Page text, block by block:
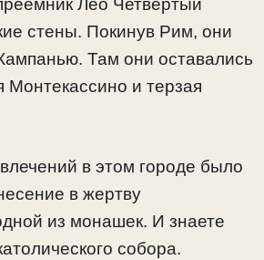
стены. Покинув Рим, они
Там они оставались
Монтекассино и терзая
в этом городе было
в жертву
из монашек. И знаете
собора.